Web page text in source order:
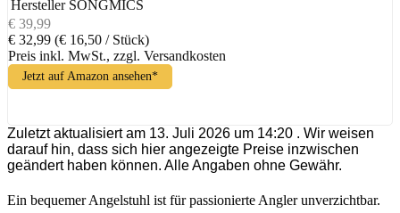
Hersteller SONGMICS
€ 39,99
€ 32,99 (€ 16,50 / Stück)
Preis inkl. MwSt., zzgl. Versandkosten
Jetzt auf Amazon ansehen*
Zuletzt aktualisiert am 13. Juli 2026 um 14:20 . Wir weisen
darauf hin, dass sich hier angezeigte Preise inzwischen
geändert haben können. Alle Angaben ohne Gewähr.
Ein bequemer Angelstuhl ist für passionierte Angler unverzichtbar.